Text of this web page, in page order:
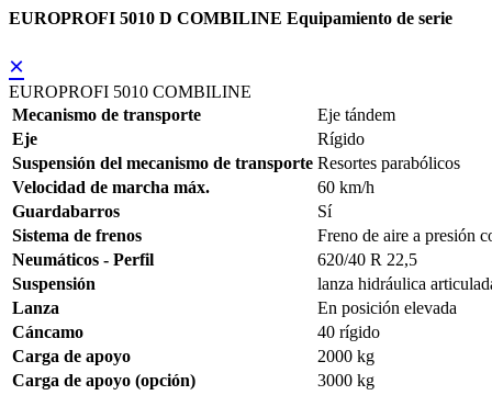
EUROPROFI 5010 D COMBILINE Equipamiento de serie
×
EUROPROFI 5010 COMBILINE
Mecanismo de transporte
Eje tándem
Eje
Rígido
Suspensión del mecanismo de transporte Resortes parabólicos
Velocidad de marcha máx.
60 km/h
Guardabarros
Sí
Sistema de frenos
Freno de aire a presión
Neumáticos - Perfil
620/40 R 22,5
Suspensión
lanza hidráulica
Lanza
En posición elevada
Cáncamo
40 rígido
Carga de apoyo
2000 kg
Carga de apoyo (opción)
3000 kg